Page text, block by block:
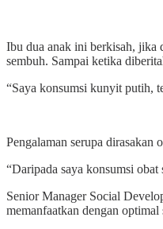
Ibu dua anak ini berkisah, jika
sembuh. Sampai ketika
“Saya konsumsi kunyit putih,
Pengalaman serupa
“Daripada saya konsumsi
Senior Manager Social
memanfaatkan dengan